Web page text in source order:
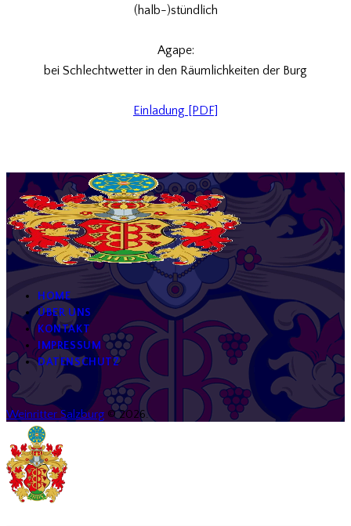
(halb-)stündlich
Agape:
bei Schlechtwetter in den Räumlichkeiten der Burg
Einladung [PDF]
HOME
ÜBER UNS
KONTAKT
IMPRESSUM
DATENSCHUTZ
Weinritter Salzburg © 2026.